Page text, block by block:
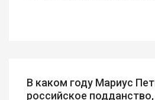
В каком году Мариус
российское